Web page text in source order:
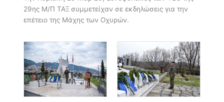
29ης Μ/Π ΤΑΞ συμμετείχαν σε εκδηλώσεις για την
επέτειο της Μάχης των Οχυρών.